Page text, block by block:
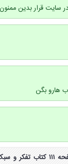
هارو بگن
جواب گفت و گو کنید صفحه